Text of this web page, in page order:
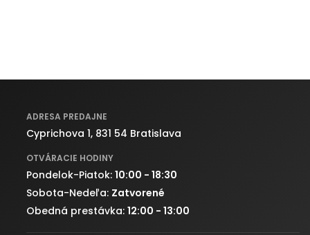
ADRESA PREDAJNE
Cyprichova 1, 831 54 Bratislava
OTVÁRACIE HODINY
Pondelok-Piatok: 10:00 - 18:30
Sobota-Nedeľa: Zatvorené
Obedná prestávka: 12:00 - 13:00